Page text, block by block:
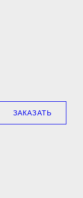
ЗАКАЗАТЬ